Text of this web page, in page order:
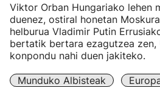
Viktor Orban Hungariako lehen
duenez, ostiral honetan
helburua Vladimir Putin
bertatik bertara ezagutzea zen,
konpondu nahi duen jakiteko.
Munduko Albisteak